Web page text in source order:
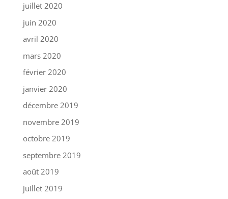
juillet 2020
juin 2020
avril 2020
mars 2020
février 2020
janvier 2020
décembre 2019
novembre 2019
octobre 2019
septembre 2019
août 2019
juillet 2019